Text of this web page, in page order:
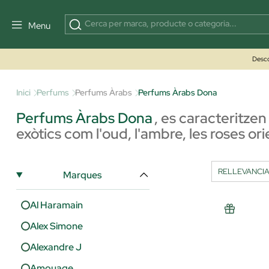
Menu
Inici Perfums Perfums Àrabs Perfums Àrabs Dona
Perfums Àrabs Dona, es
exòtics com l'oud, l'ambre, les roses
Marques
Al Haramain
Alex Simone
Alexandre J